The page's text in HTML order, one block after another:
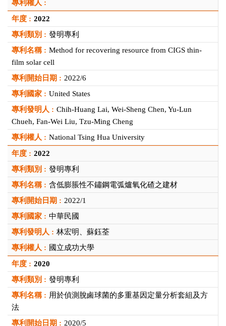
2022
發明專利
Method for recovering resource from CIGS thin-
film solar cell
2022/6
United States
Chih-Huang Lai, Wei-Sheng Chen, Yu-Lun
Chueh, Fan-Wei Liu, Tzu-Ming Cheng
National Tsing Hua University
2022
發明專利
含低膨脹性不鏽鋼電弧爐氧化碴之建材
2022/1
中華民國
林宏明、蘇鈺荃
國立成功大學
2020
發明專利
用於偵測脫鹵球菌的多重基因定量分析套組及方
法
2020/5